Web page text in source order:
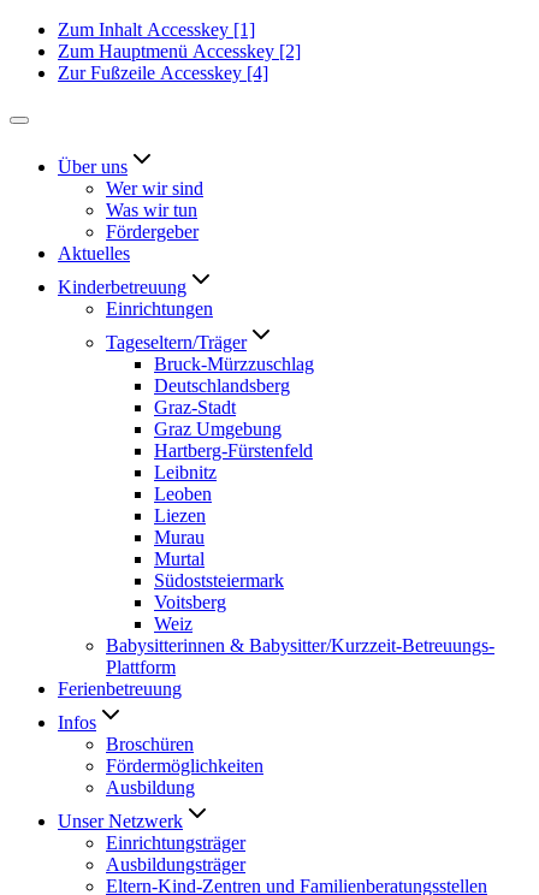
Zum Inhalt Accesskey [1]
Zum Hauptmenü Accesskey [2]
Zur Fußzeile Accesskey [4]
Über uns
Wer wir sind
Was wir tun
Fördergeber
Aktuelles
Kinderbetreuung
Einrichtungen
Tageseltern/Träger
Bruck-Mürzzuschlag
Deutschlandsberg
Graz-Stadt
Graz Umgebung
Hartberg-Fürstenfeld
Leibnitz
Leoben
Liezen
Murau
Murtal
Südoststeiermark
Voitsberg
Weiz
Babysitterinnen & Babysitter/Kurzzeit-Betreuungs-
Plattform
Ferienbetreuung
Infos
Broschüren
Fördermöglichkeiten
Ausbildung
Unser Netzwerk
Einrichtungsträger
Ausbildungsträger
Eltern-Kind-Zentren und Familienberatungsstellen